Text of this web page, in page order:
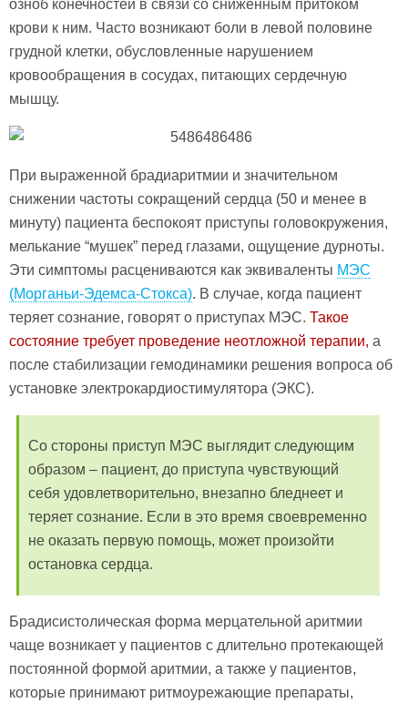
озноб конечностей в связи со сниженным притоком
крови к ним. Часто возникают боли в левой половине
грудной клетки, обусловленные нарушением
кровообращения в сосудах, питающих сердечную
мышцу.
При выраженной брадиаритмии и значительном
снижении частоты сокращений сердца (50 и менее в
минуту) пациента беспокоят приступы головокружения,
мелькание “мушек” перед глазами, ощущение дурноты.
Эти симптомы расцениваются как эквиваленты МЭС
(Морганьи-Эдемса-Стокса). В случае, когда пациент
теряет сознание, говорят о приступах МЭС. Такое
состояние требует проведение неотложной терапии, а
после стабилизации гемодинамики решения вопроса об
установке электрокардиостимулятора (ЭКС).
Со стороны приступ МЭС выглядит следующим
образом – пациент, до приступа чувствующий
себя удовлетворительно, внезапно бледнеет и
теряет сознание. Если в это время своевременно
не оказать первую помощь, может произойти
остановка сердца.
Брадисистолическая форма мерцательной аритмии
чаще возникает у пациентов с длительно протекающей
постоянной формой аритмии, а также у пациентов,
которые принимают ритмоурежающие препараты,